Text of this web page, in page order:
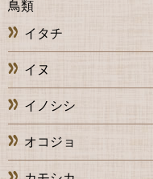
鳥類
イタチ
イヌ
イノシシ
オコジョ